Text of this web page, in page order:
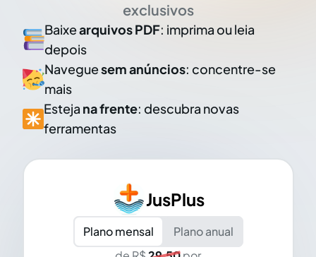
exclusivos
Baixearquivos PDF: imprima ou leia
depois
Naveguesem anúncios: concentre-se
mais
Esteja na frente: descubra novas
ferramentas
JusPlus
Plano mensal
Plano anual